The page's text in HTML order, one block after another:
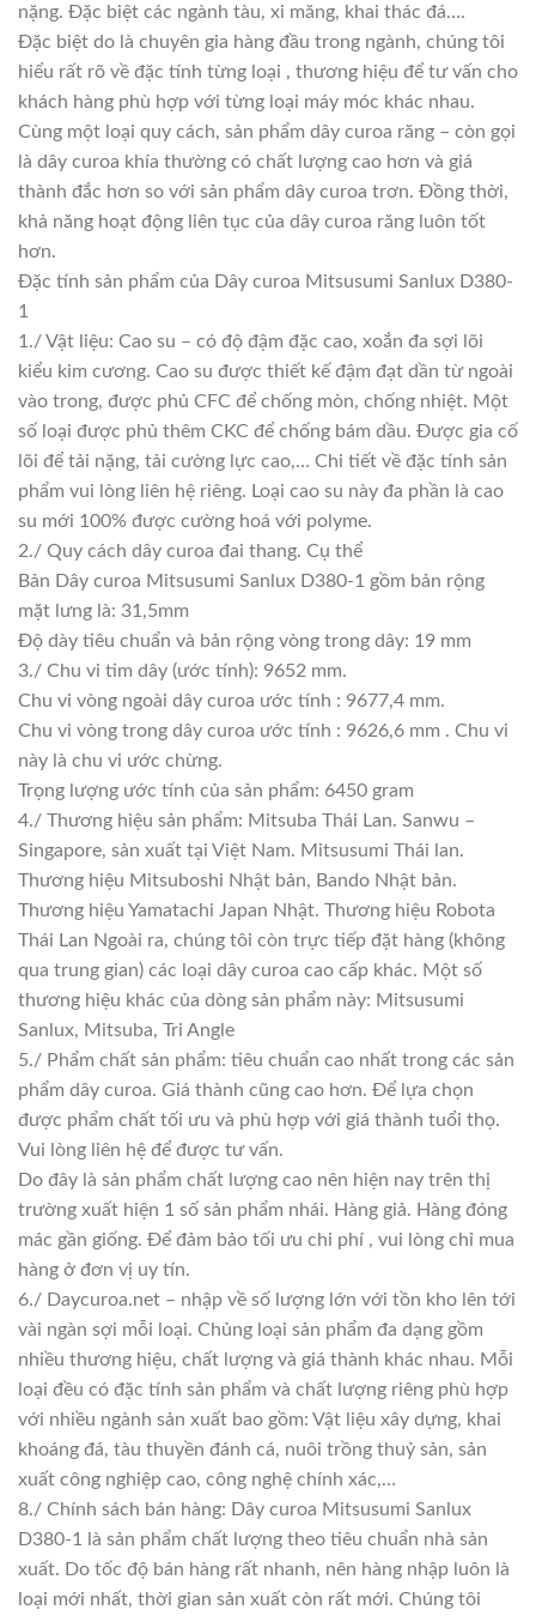
nặng. Đặc biệt các ngành tàu, xi măng, khai thác đá….
Đặc biệt do là chuyên gia hàng đầu trong ngành, chúng tôi
hiểu rất rõ về đặc tính từng loại , thương hiệu để tư vấn cho
khách hàng phù hợp với từng loại máy móc khác nhau.
Cùng một loại quy cách, sản phẩm dây curoa răng – còn gọi
là dây curoa khía thường có chất lượng cao hơn và giá
thành đắc hơn so với sản phẩm dây curoa trơn. Đồng thời,
khả năng hoạt động liên tục của dây curoa răng luôn tốt
hơn.
Đặc tính sản phẩm của Dây curoa Mitsusumi Sanlux D380-
1
1./ Vật liệu: Cao su – có độ đậm đặc cao, xoắn đa sợi lõi
kiểu kim cương. Cao su được thiết kế đậm đạt dần từ ngoài
vào trong, được phủ CFC để chống mòn, chống nhiệt. Một
số loại được phủ thêm CKC để chống bám dầu. Được gia cố
lõi để tải nặng, tải cường lực cao,… Chi tiết về đặc tính sản
phẩm vui lòng liên hệ riêng. Loại cao su này đa phần là cao
su mới 100% được cường hoá với polyme.
2./ Quy cách dây curoa đai thang. Cụ thể
Bản Dây curoa Mitsusumi Sanlux D380-1 gồm bản rộng
mặt lưng là: 31,5mm
Độ dày tiêu chuẩn và bản rộng vòng trong dây: 19 mm
3./ Chu vi tim dây (ước tính): 9652 mm.
Chu vi vòng ngoài dây curoa ước tính : 9677,4 mm.
Chu vi vòng trong dây curoa ước tính : 9626,6 mm . Chu vi
này là chu vi ước chừng.
Trọng lượng ước tính của sản phẩm: 6450 gram
4./ Thương hiệu sản phẩm: Mitsuba Thái Lan. Sanwu –
Singapore, sản xuất tại Việt Nam. Mitsusumi Thái lan.
Thương hiệu Mitsuboshi Nhật bản, Bando Nhật bản.
Thương hiệu Yamatachi Japan Nhật. Thương hiệu Robota
Thái Lan Ngoài ra, chúng tôi còn trực tiếp đặt hàng (không
qua trung gian) các loại dây curoa cao cấp khác. Một số
thương hiệu khác của dòng sản phẩm này: Mitsusumi
Sanlux, Mitsuba, Tri Angle
5./ Phẩm chất sản phẩm: tiêu chuẩn cao nhất trong các sản
phẩm dây curoa. Giá thành cũng cao hơn. Để lựa chọn
được phẩm chất tối ưu và phù hợp với giá thành tuổi thọ.
Vui lòng liên hệ để được tư vấn.
Do đây là sản phẩm chất lượng cao nên hiện nay trên thị
trường xuất hiện 1 số sản phẩm nhái. Hàng giả. Hàng đóng
mác gần giống. Để đảm bảo tối ưu chi phí , vui lòng chỉ mua
hàng ở đơn vị uy tín.
6./ Daycuroa.net – nhập về số lượng lớn với tồn kho lên tới
vài ngàn sợi mỗi loại. Chủng loại sản phẩm đa dạng gồm
nhiều thương hiệu, chất lượng và giá thành khác nhau. Mỗi
loại đều có đặc tính sản phẩm và chất lượng riêng phù hợp
với nhiều ngành sản xuất bao gồm: Vật liệu xây dựng, khai
khoáng đá, tàu thuyền đánh cá, nuôi trồng thuỷ sản, sản
xuất công nghiệp cao, công nghệ chính xác,…
8./ Chính sách bán hàng: Dây curoa Mitsusumi Sanlux
D380-1 là sản phẩm chất lượng theo tiêu chuẩn nhà sản
xuất. Do tốc độ bán hàng rất nhanh, nên hàng nhập luôn là
loại mới nhất, thời gian sản xuất còn rất mới. Chúng tôi